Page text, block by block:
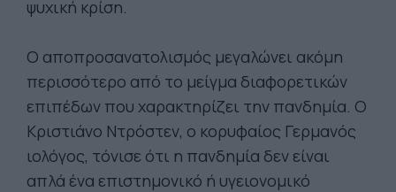
ψυχική κρίση.
Ο αποπροσανατολισμός μεγαλώνει ακόμη
περισσότερο από το μείγμα διαφορετικών
επιπέδων που χαρακτηρίζει την πανδημία. Ο
Κριστιάνο Ντρόστεν, ο κορυφαίος Γερμανός
ιολόγος, τόνισε ότι η πανδημία δεν είναι
απλά ένα επιστημονικό ή υγειονομικό